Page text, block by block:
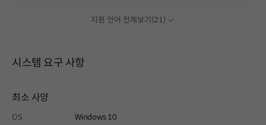
지원 언어 전체보기(21)
시스템 요구 사항
최소 사양
OS
Windows 10